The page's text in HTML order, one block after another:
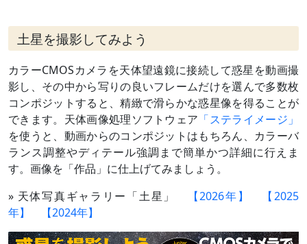
土星を撮影してみよう
カラーCMOSカメラを天体望遠鏡に接続して惑星を動画撮
影し、その中から写りの良いフレームだけを選んで多数枚
コンポジットすると、精緻で滑らかな惑星像を得ることが
できます。天体画像処理ソフトウェア 「ステライメージ」
を使うと、動画からのコンポジットはもちろん、カラーバ
ランス調整やディテール強調まで簡単かつ詳細に行えま
す。画像を「作品」に仕上げてみましょう。
» 天体写真ギャラリー「土星」
【2026年】
【2025
年】
【2024年】